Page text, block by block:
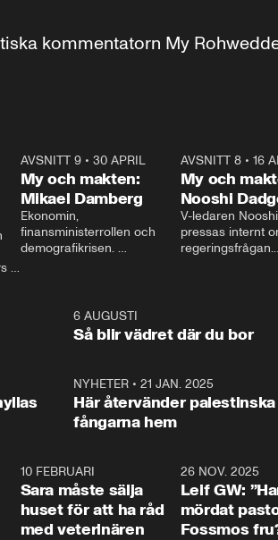
kommentatorn My
AVSNITT 9• 30 APRIL
My och makten:
Mikael Damberg
Ekonomin,
finansministerrollen och
demografikrisen.
och Makten.
AVSNITT 8• 16
My och
Nooshi
V-ledaren
pressas internt
regeringsfrågan.
– Vi ställer upp i
vara med så
1:066 AUGUSTI
Så blir vädret där du bor
NYHETER •21 JAN. 2025
Här återvänder palestinska
fångarna hem
10 FEBRUARI
Sara måste sälja
huset för att ha råd
med veterinären
26 NOV. 2025
Leif GW:
mördat
Fossmos